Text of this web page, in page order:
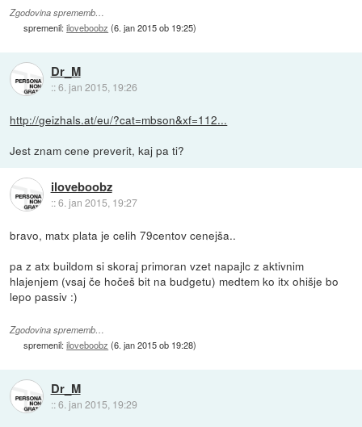
Zgodovina sprememb…
spremenil:iloveboobz (6. jan 2015 ob 19:25)
Dr_M
::6. jan 2015, 19:26
http://geizhals.at/eu/?cat=mbson&xf=112...
Jest znam cene preverit, kaj pa ti?
iloveboobz
::6. jan 2015, 19:27
bravo, matx plata je celih 79centov cenejša..
pa z atx buildom si skoraj primoran vzet napajlc z aktivnim
hlajenjem (vsaj če hočeš bit na budgetu) medtem ko itx ohišje bo
lepo passiv :)
Zgodovina sprememb…
spremenil:iloveboobz (6. jan 2015 ob 19:28)
Dr_M
::6. jan 2015, 19:29